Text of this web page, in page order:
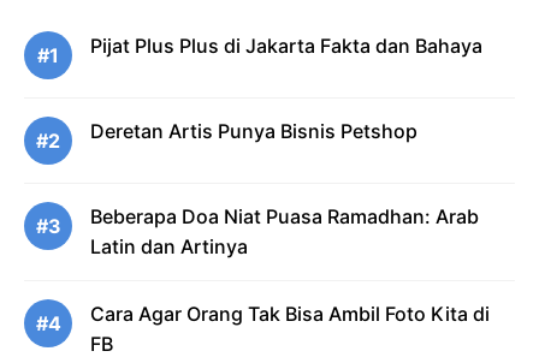
#1 Pijat Plus Plus di Jakarta Fakta dan Bahaya
#2 Deretan Artis Punya Bisnis Petshop
#3
Beberapa Doa Niat Puasa Ramadhan: Arab
Latin dan Artinya
#4
Cara Agar Orang Tak Bisa Ambil Foto Kita di
FB